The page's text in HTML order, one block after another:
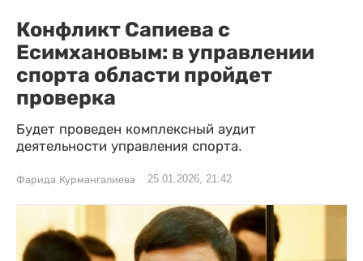
Конфликт Сапиева с
Есимхановым: в управлении
спорта области пройдет
проверка
Будет проведен комплексный аудит
деятельности управления спорта.
Фарида Курмангалиева 25.01.2026, 21:42